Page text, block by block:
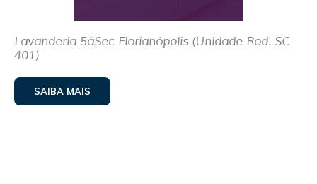
Lavanderia 5àSec Florianópolis (Unidade Rod. SC-
401)
SAIBA MAIS